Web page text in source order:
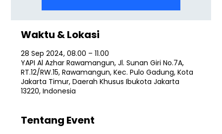
Waktu & Lokasi
28 Sep 2024, 08.00 – 11.00
YAPI Al Azhar Rawamangun, Jl. Sunan Giri No.7A,
RT.12/RW.15, Rawamangun, Kec. Pulo Gadung, Kota
Jakarta Timur, Daerah Khusus Ibukota Jakarta
13220, Indonesia
Tentang Event